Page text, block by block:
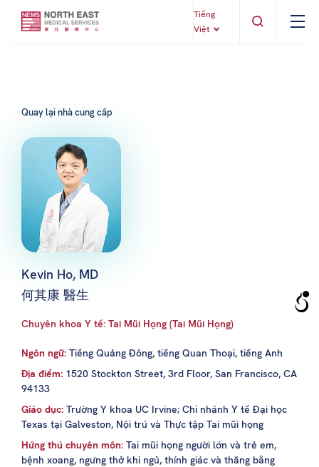
Tiếng
Việt
Quay lại nhà cung cấp
Kevin Ho, MD
何其康 醫生
Chuyên khoa Y tế: Tai Mũi Họng (Tai Mũi Họng)
Ngôn ngữ: Tiếng Quảng Đông, tiếng Quan Thoại, tiếng Anh
Địa điểm: 1520 Stockton Street, 3rd Floor, San Francisco, CA
94133
Giáo dục: Trường Y khoa UC Irvine; Chi nhánh Y tế Đại học
Texas tại Galveston, Nội trú và Thực tập Tai mũi họng
Hứng thú chuyên môn: Tai mũi họng người lớn và trẻ em,
bệnh xoang, ngưng thở khi ngủ, thính giác và thăng bằng